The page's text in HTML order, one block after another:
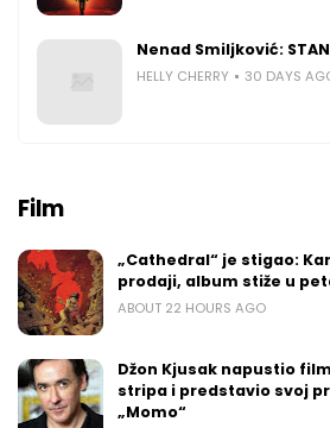
Nenad Smiljković:
HELLY CHERRY 30 DAYS
Film
„Cathedral“ je stigao:
prodaji, album stiže u
ABOUT 22 HOURS AGO
Džon Kjusak napustio
stripa i predstavio svoj
„Momo“